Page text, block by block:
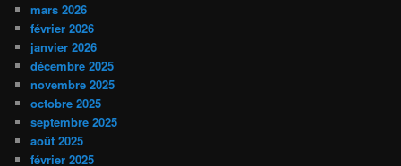
mars 2026
février 2026
janvier 2026
décembre 2025
novembre 2025
octobre 2025
septembre 2025
août 2025
février 2025